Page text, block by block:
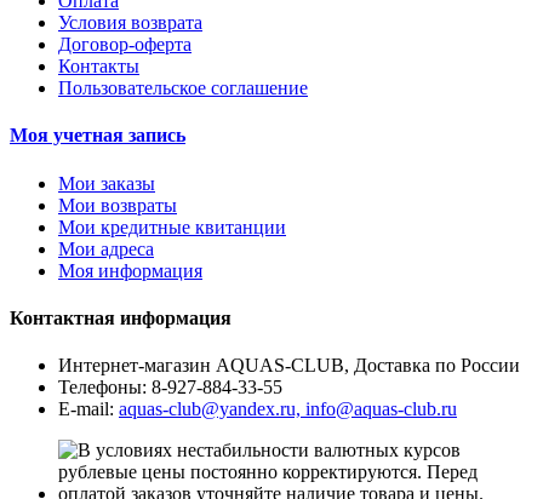
Условия возврата
Договор-оферта
Контакты
Пользовательское соглашение
Моя учетная запись
Мои заказы
Мои возвраты
Мои кредитные квитанции
Мои адреса
Моя информация
Контактная информация
Интернет-магазин AQUAS-CLUB, Доставка по России
Телефоны: 8-927-884-33-55
E-mail: aquas-club@yandex.ru, info@aquas-club.ru